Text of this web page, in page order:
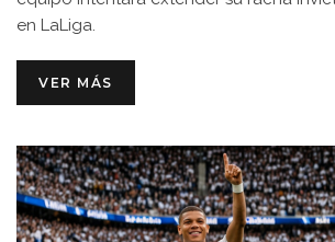
en LaLiga.
VER MÁS